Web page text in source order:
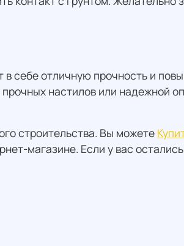
себе отличную прочность и
настилов или надежной
строительства. Вы можете
магазине. Если у вас